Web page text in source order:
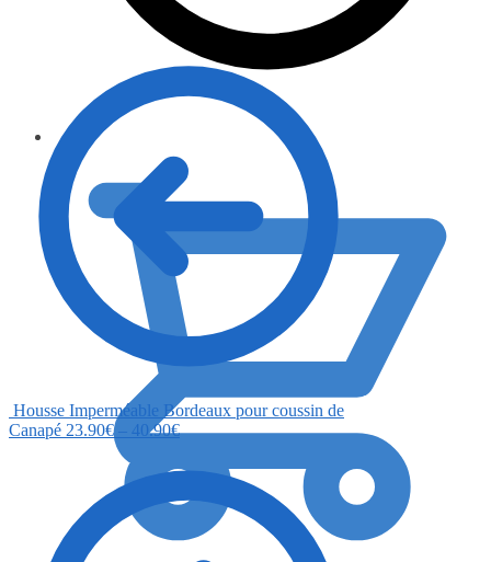
0.00
Housse Imperméable Bordeaux pour coussin de
Canapé 23.90€– 40.90€